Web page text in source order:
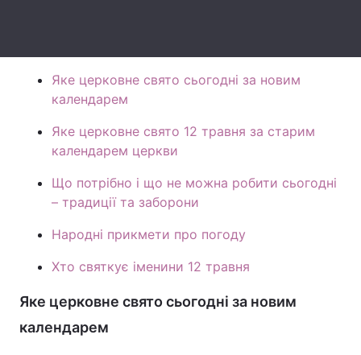
Тема оформлення
Яке церковне свято сьогодні за новим
календарем
Яке церковне свято 12 травня за старим
календарем церкви
Що потрібно і що не можна робити сьогодні
– традиції та заборони
Народні прикмети про погоду
Хто святкує іменини 12 травня
Яке церковне свято сьогодні за новим
календарем